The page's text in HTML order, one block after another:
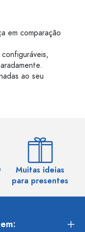
em comparação
ao seu
Muitas ideias
para presentes